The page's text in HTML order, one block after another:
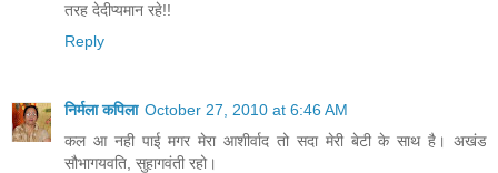
तरह देदीप्यमान रहे!!
Reply
निर्मला कपिला October 27, 2010 at 6:46 AM
कल आ नही पाई मगर मेरा आशीर्वाद तो सदा मेरी बेटी के साथ है। अखंड
सौभागयवति, सुहागवंती रहो।